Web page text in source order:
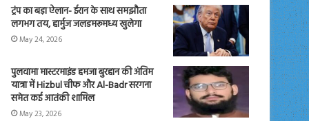
ट्रंप का बड़ा ऐलान- ईरान के साथ समझौता
लगभग तय, हार्मुज जलडमरूमध्य खुलेगा
May 24, 2026
पुलवामा मास्टरमाइंड हमजा बुरहान की अंतिम
यात्रा में Hizbul चीफ और Al-Badr सरगना
समेत कई आतंकी शामिल
May 23, 2026